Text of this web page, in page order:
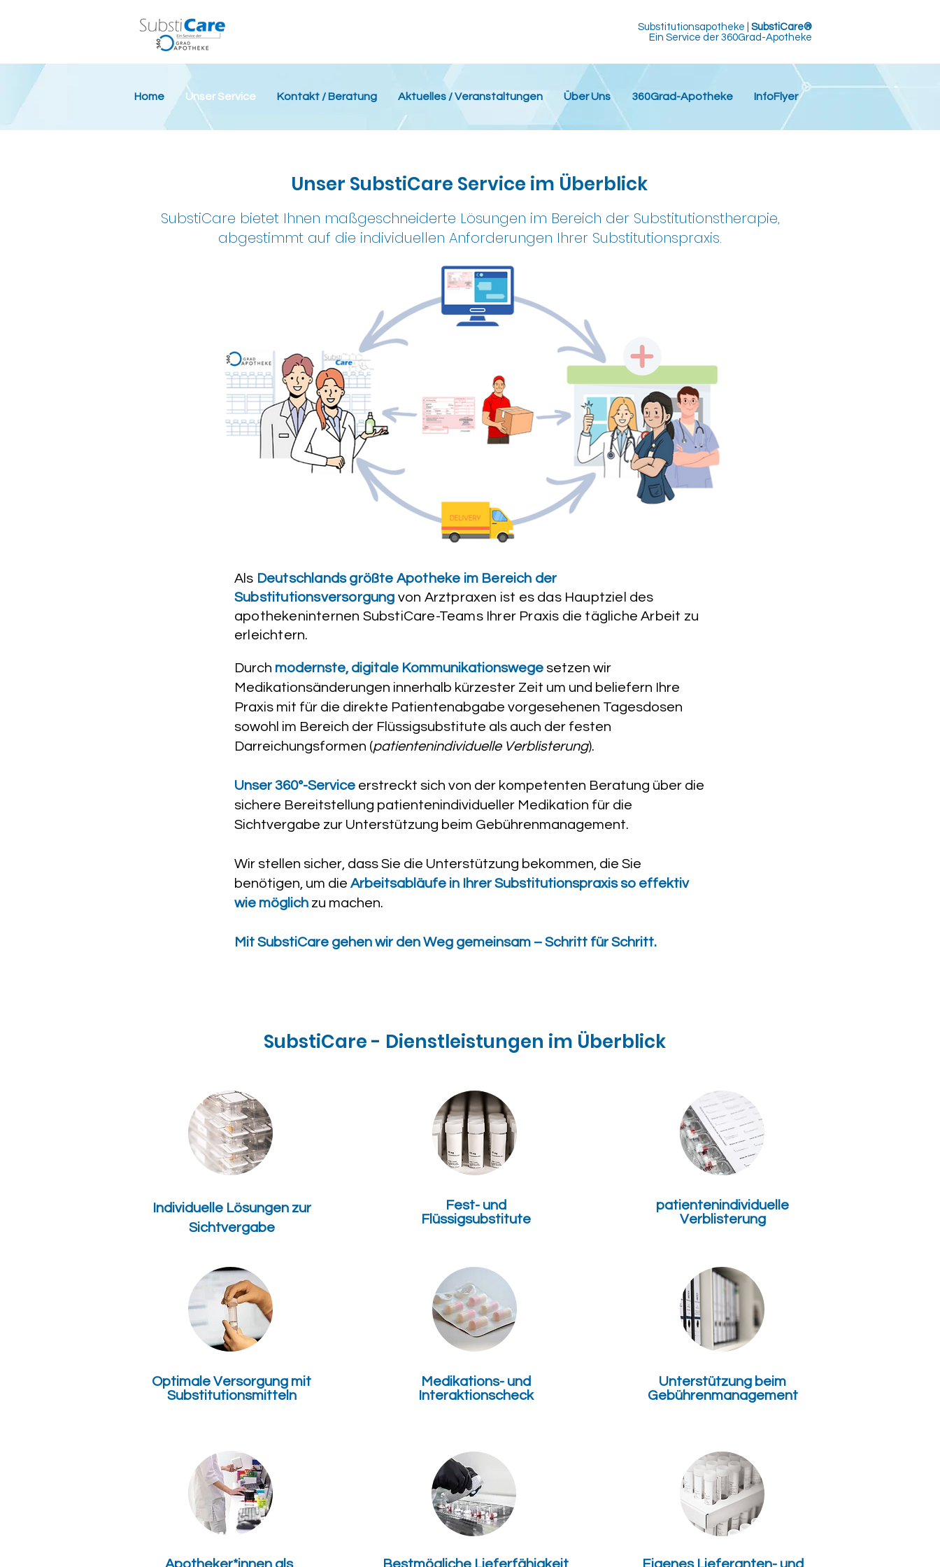
Substitutionsapotheke | SubstiCare®
Ein Service der 360Grad-Apotheke
Home Unser Service Kontakt / Beratung Aktuelles / Veranstaltungen Über Uns 360Grad-Apotheke InfoFlyer
Unser SubstiCare Service im Überblick
SubstiCare bietet Ihnen maßgeschneiderte Lösungen im Bereich der Substitutionstherapie,
abgestimmt auf die individuellen Anforderungen Ihrer Substitutionspraxis.
Als Deutschlands größte Apotheke im Bereich der
Substitutionsversorgung von Arztpraxen ist es das Hauptziel des
apothekeninternen SubstiCare-Teams Ihrer Praxis die tägliche Arbeit zu
erleichtern.​
Durch modernste, digitale Kommunikationswege setzen wir
Medikationsänderungen innerhalb kürzester Zeit um und beliefern Ihre
Praxis mit für die direkte Patientenabgabe vorgesehenen Tagesdosen
sowohl im Bereich der Flüssigsubstitute als auch der festen
Darreichungsformen (patientenindividuelle Verblisterung).​
Unser 360°-Service erstreckt sich von der kompetenten Beratung über die
sichere Bereitstellung patientenindividueller Medikation für die
Sichtvergabe zur Unterstützung beim Gebührenmanagement.
Wir stellen sicher, dass Sie die Unterstützung bekommen, die Sie
benötigen, um die Arbeitsabläufe in Ihrer Substitutionspraxis so effektiv
wie möglich zu machen.​
Mit SubstiCare gehen wir den Weg gemeinsam – Schritt für Schritt.
SubstiCare - Dienstleistungen im Überblick
Individuelle Lösungen zur
Sichtvergabe
Optimale Versorgung mit
Substitutionsmitteln
Apotheker*innen als
Fest- und
Flüssigsubstitute
Medikations- und
Interaktionscheck
Bestmögliche Lieferfähigkeit
patientenindividuelle
Verblisterung
Unterstützung beim
Gebührenmanagement
Eigenes Lieferanten- und